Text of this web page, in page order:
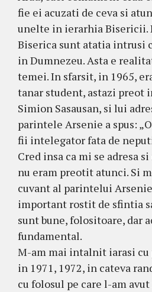
fie ei acuzati de ceva si
unelte in ierarhia Bisericii.
Biserica sunt atatia intrusi
in Dumnezeu. Asta e
temei. In sfarsit, in 1965,
tanar student, astazi preot
Simion Sasausan, si lui
parintele Arsenie a spus:
fii intelegator fata de
Cred insa ca mi se adresa
nu eram preotit atunci. Si
cuvant al parintelui
important rostit de sfintia
sunt bune, folositoare, dar
fundamental.
M-am mai intalnit iarasi
in 1971, 1972, in cateva
cu folosul pe care l-am